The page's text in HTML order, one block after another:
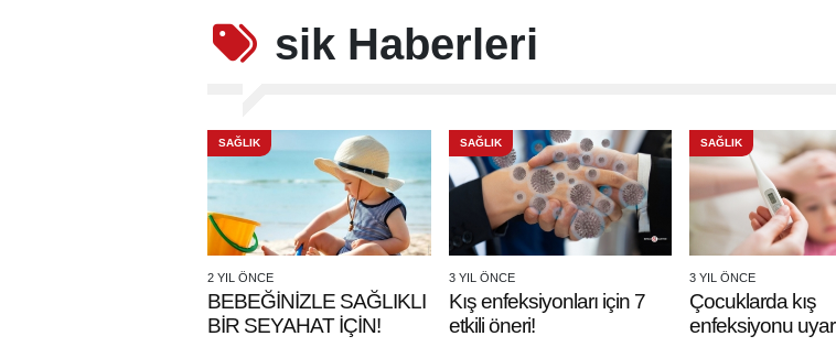
sik Haberleri
SAĞLIK
2 YIL ÖNCE
BEBEĞİNİZLE SAĞLIKLI
BİR SEYAHAT İÇİN!
SAĞLIK
3 YIL ÖNCE
Kış enfeksiyonları için 7
etkili öneri!
SAĞLIK
3 YIL ÖNCE
Çocuklarda kış
enfeksiyonu